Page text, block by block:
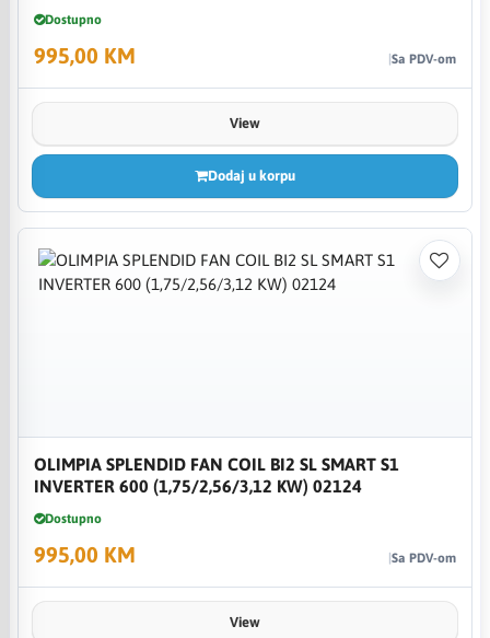
Dostupno
995,00 KM Sa PDV-om
View
Dodaj u korpu
OLIMPIA SPLENDID FAN COIL BI2 SL SMART S1
INVERTER 600 (1,75/2,56/3,12 KW) 02124
Dostupno
995,00 KM Sa PDV-om
View